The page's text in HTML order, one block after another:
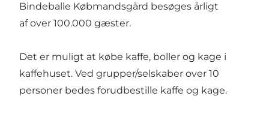
Bindeballe Købmandsgård besøges årligt
af over 100.000 gæster.
Det er muligt at købe kaffe, boller og kage i
kaffehuset. Ved grupper/selskaber over 10
personer bedes forudbestille kaffe og kage.